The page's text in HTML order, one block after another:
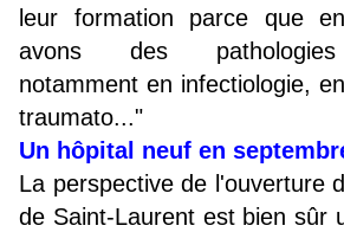
leur formation parce que
avons des pathologies
notamment en infectiologie,
traumato..."
Un hôpital neuf en
La perspective de l'ouverture
de Saint-Laurent est bien sûr